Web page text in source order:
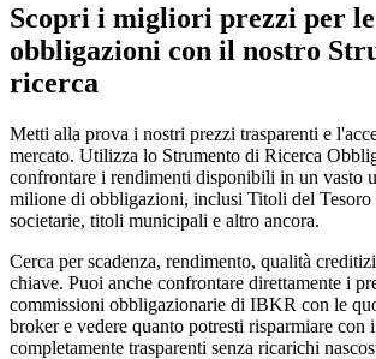
Scopri i migliori prezzi per le
obbligazioni con il nostro
ricerca
Metti alla prova i nostri prezzi trasparenti e
mercato. Utilizza lo Strumento di Ricerca
confrontare i rendimenti disponibili in un vasto
milione di obbligazioni, inclusi Titoli del
societarie, titoli municipali e altro ancora.
Cerca per scadenza, rendimento, qualità
chiave. Puoi anche confrontare direttamente i
commissioni obbligazionarie di IBKR con le
broker e vedere quanto potresti risparmiare con
completamente trasparenti senza ricarichi